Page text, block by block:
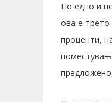
По едно и
ова е
проценти,